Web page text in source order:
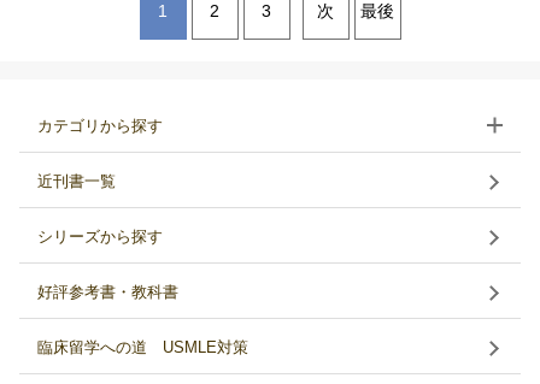
1 2 3 次 最後
カテゴリから探す
近刊書一覧
シリーズから探す
好評参考書・教科書
臨床留学への道 USMLE対策